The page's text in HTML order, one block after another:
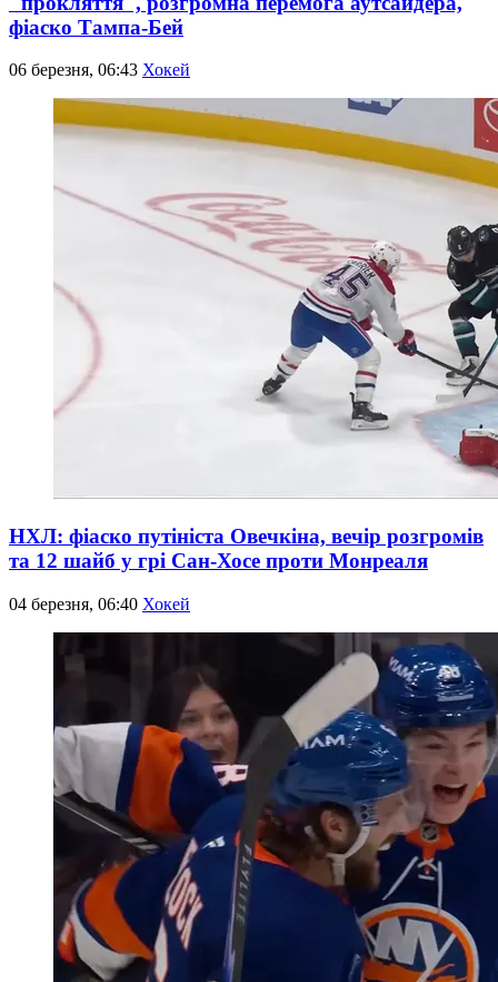
фіаско Тампа-Бей
06 березня, 06:43 Хокей
НХЛ: фіаско путініста Овечкіна, вечір розгромів
та 12 шайб у грі Сан-Хосе проти Монреаля
04 березня, 06:40 Хокей